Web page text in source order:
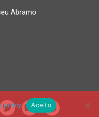
Abramo
policy Aceito